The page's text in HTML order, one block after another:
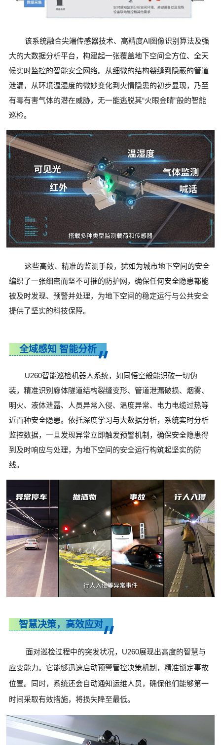
该系统融合尖端传感器技术、高精度AI图像识别算法及强
大的大数据分析平台，构建起一张覆盖地下空间全方位、全天
候实时监控的智能安全网络。从细微的结构裂缝到隐蔽的管道
泄漏，从环境温湿度的微妙变化到火情隐患的初步显现，乃至
有毒有害气体的潜在威胁，无一能逃脱其“火眼金睛”般的智能
巡检。
这些高效、精准的监测手段，犹如为城市地下空间的安全
编织了一张细密而坚不可摧的防护网，确保任何安全隐患都能
被及时发现、预警并处理，为地下空间的稳定运行与公共安全
提供了坚实的科技保障。
全域感知 智能分析
U260智能巡检机器人系统，如同悟空般能识破一切伪
装，精准识别廊体隧道结构裂缝变形、管道泄漏破损、烟雾、
明火、液体泄露、人员异常入侵、温度异常、电力电缆过热等
近百种安全隐患。依托深度学习与大数据分析，系统实时分析
监控数据，一旦发现异常立即触发预警机制，确保安全隐患得
到及时响应与处理，为地下空间的安全运行构筑起坚实的防
线。
智慧决策，高效应对
面对巡检过程中的突发状况，U260展现出高度的智慧与
应变能力。 它能够迅速启动预警管控决策机制，精准锁定事故
位置。同时，系统还会自动通知运维人员，确保他们能够第一
时间采取有效措施，将损失降至最低。